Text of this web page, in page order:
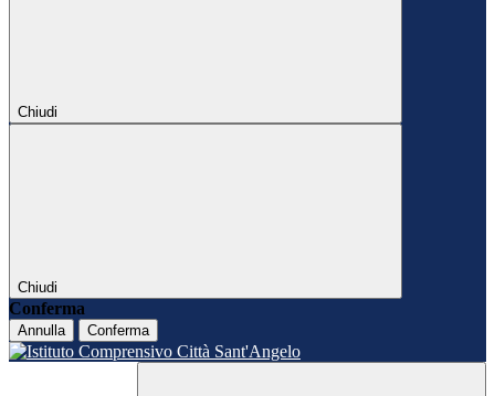
Chiudi
Chiudi
Conferma
Annulla Conferma